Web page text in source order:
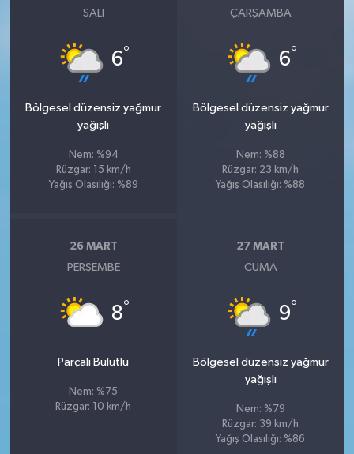
SALI
6°
Bölgesel düzensiz yağmur
yağışlı
Nem: %94
Rüzgar: 15 km/h
Yağış Olasılığı: %89
ÇARŞAMBA
6°
Bölgesel düzensiz yağmur
yağışlı
Nem: %88
Rüzgar: 23 km/h
Yağış Olasılığı: %88
26 MART
PERŞEMBE
8°
Parçalı Bulutlu
Nem: %75
Rüzgar: 10 km/h
27 MART
CUMA
9°
Bölgesel düzensiz yağmur
yağışlı
Nem: %79
Rüzgar: 39 km/h
Yağış Olasılığı: %86